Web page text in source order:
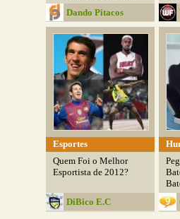
Dando Pitacos
Esportes
Quem Foi o Melhor
Esportista de 2012?
DiBico E.C